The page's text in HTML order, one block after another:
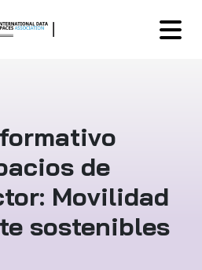
de
Movilidad
sostenibles